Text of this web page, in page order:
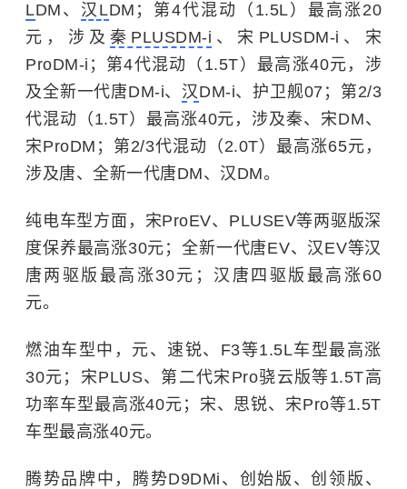
LDM、 汉LDM；第4代混动（1.5L）最高涨20
元，涉及 秦PLUSDM-i 、宋PLUSDM-i、宋
ProDM-i；第4代混动（1.5T）最高涨40元，涉
及全新一代唐DM-i、 汉 DM-i、护卫舰07；第2/3
代混动（1.5T）最高涨40元，涉及秦、宋DM、
宋ProDM；第2/3代混动（2.0T）最高涨65元，
涉及唐、全新一代唐DM、汉DM。
纯电车型方面，宋ProEV、PLUSEV等两驱版深
度保养最高涨30元；全新一代唐EV、汉EV等汉
唐两驱版最高涨30元；汉唐四驱版最高涨60
元。
燃油车型中，元、速锐、F3等1.5L车型最高涨
30元；宋PLUS、第二代宋Pro骁云版等1.5T高
功率车型最高涨40元；宋、思锐、宋Pro等1.5T
车型最高涨40元。
腾势品牌中，腾势D9DMi、创始版、创领版、